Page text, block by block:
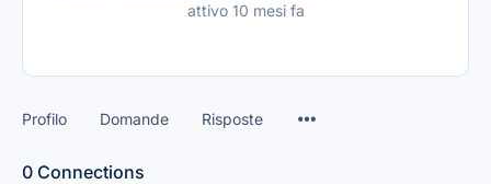
attivo 10 mesi fa
Profilo Domande Risposte
0 Connections